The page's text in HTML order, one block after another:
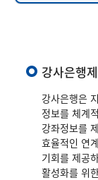
강사은행
강사은행은
정보를 체계
강좌정보를
효율적인 연
기회를 제공
활성화를 위